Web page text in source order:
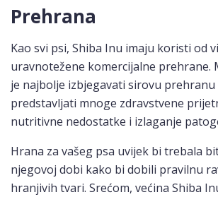
Prehrana
Kao svi psi, Shiba Inu imaju koristi od
uravnotežene komercijalne prehrane.
je najbolje izbjegavati sirovu prehranu
predstavljati mnoge zdravstvene
nutritivne nedostatke i izlaganje
Hrana za vašeg psa uvijek bi trebala
njegovoj dobi kako bi dobili pravilnu
hranjivih tvari. Srećom, većina Shiba